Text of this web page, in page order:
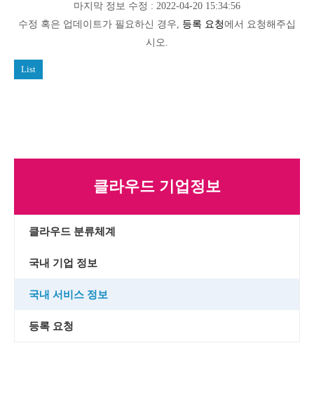
마지막 정보 수정 : 2022-04-20 15:34:56
수정 혹은 업데이트가 필요하신 경우, 등록 요청에서 요청해주십
시오.
List
클라우드 기업정보
클라우드 분류체계
국내 기업 정보
국내 서비스 정보
등록 요청